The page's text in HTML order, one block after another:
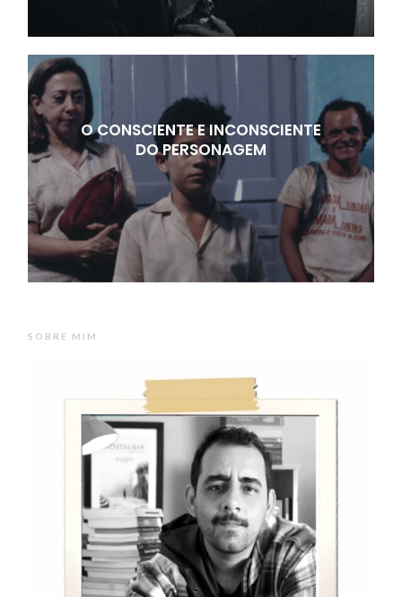
O CONSCIENTE E INCONSCIENTE
DO PERSONAGEM
SOBRE MIM